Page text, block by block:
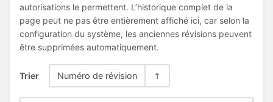
autorisations le permettent. L’historique complet de la
page peut ne pas être entièrement affiché ici, car selon la
configuration du système, les anciennes révisions peuvent
être supprimées automatiquement.
Trier Numéro de révision